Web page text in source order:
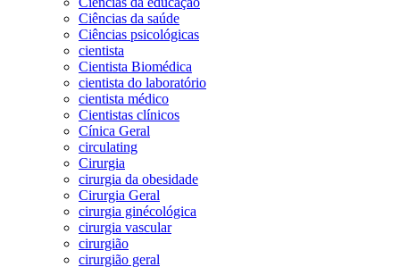
Ciências da saúde
Ciências psicológicas
cientista
Cientista Biomédica
cientista do laboratório
cientista médico
Cientistas clínicos
Cínica Geral
circulating
Cirurgia
cirurgia da obesidade
Cirurgia Geral
cirurgia ginécológica
cirurgia vascular
cirurgião
cirurgião geral